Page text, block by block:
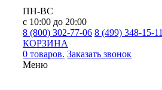
ПН-ВС
с 10:00 до 20:00
8 (800) 302-77-06 8 (499) 348-15-11
КОРЗИНА
0 товаров. Заказать звонок
Меню